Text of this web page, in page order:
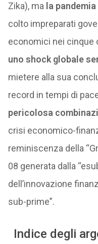
Zika), ma la
colto impreparati
economici nei cinque
uno shock globale
mietere alla sua
record in tempi di
pericolosa
crisi economico-
reminiscenza della
08 generata dalla
dell’innovazione
sub-prime”.
Indice degli